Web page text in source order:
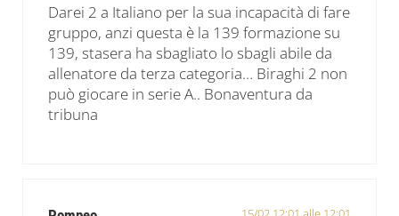
Darei 2 a Italiano per la sua incapacità di fare
gruppo, anzi questa è la 139 formazione su
139, stasera ha sbagliato lo sbagli abile da
allenatore da terza categoria… Biraghi 2 non
può giocare in serie A.. Bonaventura da
tribuna